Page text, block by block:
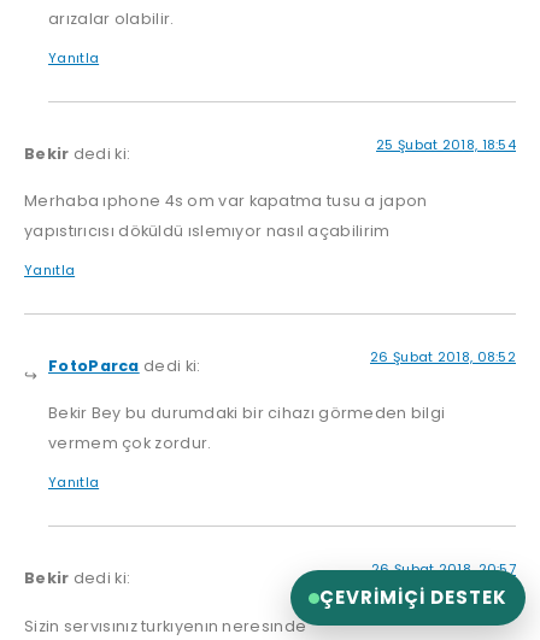
arızalar olabilir.
Yanıtla
Bekir dedi ki: 25 Şubat 2018, 18:54
Merhaba ıphone 4s om var kapatma tusu a japon
yapıstırıcısı döküldü ıslemıyor nasıl açabilirim
Yanıtla
FotoParca dedi ki: 26 Şubat 2018, 08:52
Bekir Bey bu durumdaki bir cihazı görmeden bilgi
vermem çok zordur.
Yanıtla
Bekir dedi ki: 26 Şubat 2018, 20:57
Sizin servısınız turkıyenın neresınde
ÇEVRIMIÇI DESTEK